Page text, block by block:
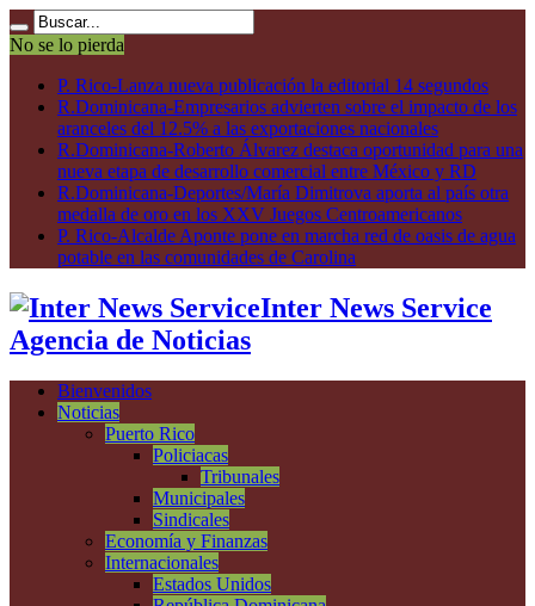
No se lo pierda
P. Rico-Lanza nueva publicación la editorial 14 segundos
R.Dominicana-Empresarios advierten sobre el impacto de los
aranceles del 12.5% a las exportaciones nacionales
R.Dominicana-Roberto Álvarez destaca oportunidad para una
nueva etapa de desarrollo comercial entre México y RD
R.Dominicana-Deportes/María Dimitrova aporta al país otra
medalla de oro en los XXV Juegos Centroamericanos
P. Rico-Alcalde Aponte pone en marcha red de oasis de agua
potable en las comunidades de Carolina
Inter News Service
Agencia de Noticias
Bienvenidos
Noticias
Puerto Rico
Policiacas
Tribunales
Municipales
Sindicales
Economía y Finanzas
Internacionales
Estados Unidos